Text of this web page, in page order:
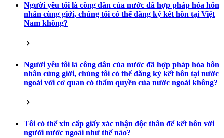
Người yêu tôi là công dân của nước đã hợp pháp hóa hôn
nhân cùng giới, chúng tôi có thể đăng ký kết hôn tại Việt
Nam không?
Người yêu tôi là công dân của nước đã hợp pháp hóa hôn
nhân cùng giới, chúng tôi có thể đăng ký kết hôn tại nước
ngoài với cơ quan có thẩm quyền của nước ngoài không?
Tôi có thể xin cấp giấy xác nhận độc thân để kết hôn với
người nước ngoài như thế nào?